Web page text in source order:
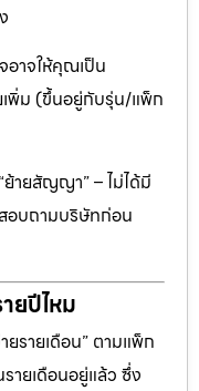
าจให้คุณเป็น
เพิ่ม (ขึ้นอยู่กับรุ่น/แพ็ก
ย้ายสัญญา” – ไม่ได้มี
อบถามบริษัทก่อน
ยปีไหม
รายเดือน” ตามแพ็ก
ายเดือนอยู่แล้ว ซึ่ง